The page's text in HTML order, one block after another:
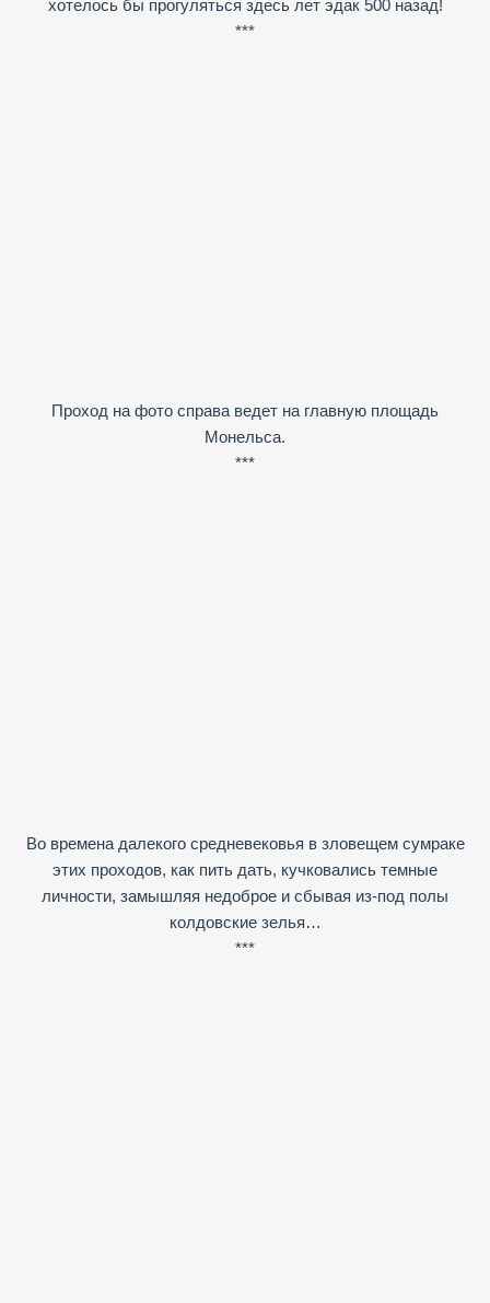
хотелось бы прогуляться здесь лет эдак 500 назад!
***
Проход на фото справа ведет на главную площадь
Монельса.
***
Во времена далекого средневековья в зловещем сумраке
этих проходов, как пить дать, кучковались темные
личности, замышляя недоброе и сбывая из-под полы
колдовские зелья…
***